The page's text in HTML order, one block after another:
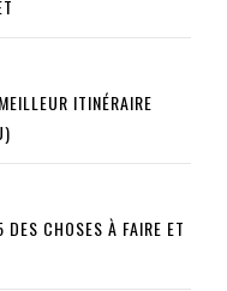
ITINÉRAIRE
CHOSES À FAIRE ET